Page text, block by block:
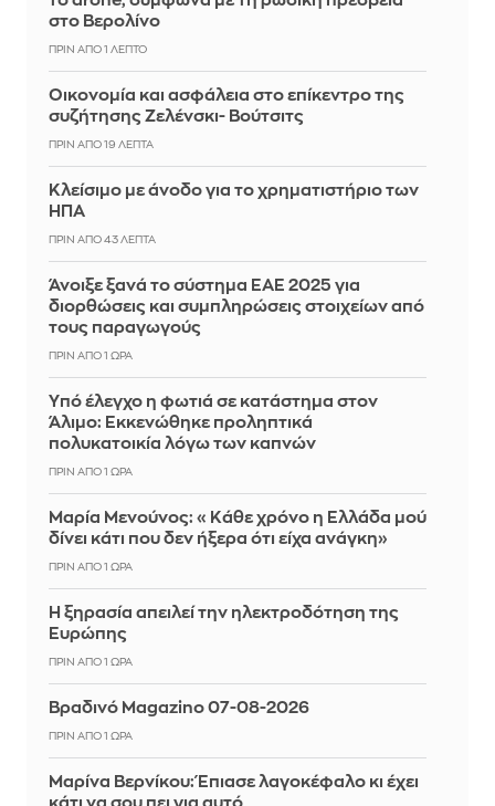
στο Βερολίνο
ΠΡΙΝ ΑΠΌ 1 ΛΕΠΤΌ
Οικονομία και ασφάλεια στο επίκεντρο της
συζήτησης Ζελένσκι- Βούτσιτς
ΠΡΙΝ ΑΠΌ 19 ΛΕΠΤΆ
Κλείσιμο με άνοδο για το χρηματιστήριο των
ΗΠΑ
ΠΡΙΝ ΑΠΌ 43 ΛΕΠΤΆ
Άνοιξε ξανά το σύστημα ΕΑΕ 2025 για
διορθώσεις και συμπληρώσεις στοιχείων από
τους παραγωγούς
ΠΡΙΝ ΑΠΌ 1 ΏΡΑ
Yπό έλεγχο η φωτιά σε κατάστημα στον
Άλιμο: Εκκενώθηκε προληπτικά
πολυκατοικία λόγω των καπνών
ΠΡΙΝ ΑΠΌ 1 ΏΡΑ
Μαρία Μενούνος: «Κάθε χρόνο η Ελλάδα μού
δίνει κάτι που δεν ήξερα ότι είχα ανάγκη»
ΠΡΙΝ ΑΠΌ 1 ΏΡΑ
Η ξηρασία απειλεί την ηλεκτροδότηση της
Ευρώπης
ΠΡΙΝ ΑΠΌ 1 ΏΡΑ
Βραδινό Magazino 07-08-2026
ΠΡΙΝ ΑΠΌ 1 ΏΡΑ
Μαρίνα Βερνίκου: Έπιασε λαγοκέφαλο κι έχει